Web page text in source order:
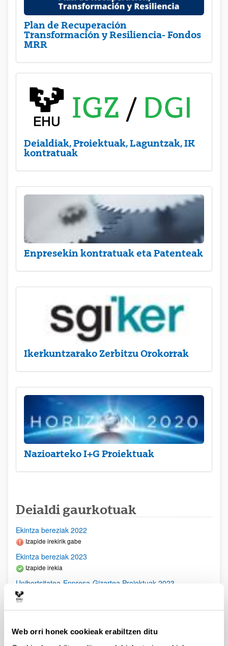
Web orri honek cookieak erabiltzen ditu
Plan de Recuperación
Transformación y Resiliencia- Fondos
MRR
Deialdiak, Proiektuak, Laguntzak, IK
kontratuak
Enpresekin kontratuak eta Patenteak
Ikerkuntzarako Zerbitzu Orokorrak
Nazioarteko I+G Proiektuak
Deialdi gaurkotuak
Ekintza bereziak 2022
Izapide irekirik gabe
Ekintza bereziak 2023
Izapide irekia
Unibertsitatea-Enpresa-Gizartea Proiektuak 2023
2023/11/16- Behin betiko ebazpena argitaratu egin da-
2023/09/22 Emandako eta ukatutako Behin Behineko
Ebazpena argitaratu egin da2023/07/14 Ebaluaziorako